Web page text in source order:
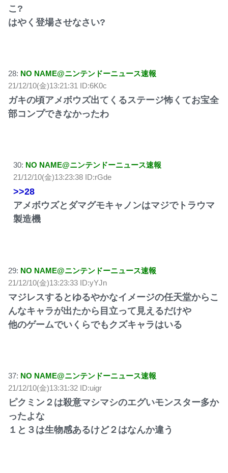
こ?
はやく登場させなさい?
28: NO NAME@ニンテンドーニュース速報
21/12/10(金)13:21:31 ID:6K0c
ガキの頃アメボウズ出てくるステージ怖くてお宝全
部コンプできなかったわ
30: NO NAME@ニンテンドーニュース速報
21/12/10(金)13:23:38 ID:rGde
>>28
アメボウズとダマグモキャノンはマジでトラウマ
製造機
29: NO NAME@ニンテンドーニュース速報
21/12/10(金)13:23:33 ID:yYJn
マジレスするとゆるやかなイメージの任天堂からこ
んなキャラが出たから目立って見えるだけや
他のゲームでいくらでもクズキャラはいる
37: NO NAME@ニンテンドーニュース速報
21/12/10(金)13:31:32 ID:uigr
ピクミン２は殺意マシマシのエグいモンスター多か
ったよな
１と３は生物感あるけど２はなんか違う